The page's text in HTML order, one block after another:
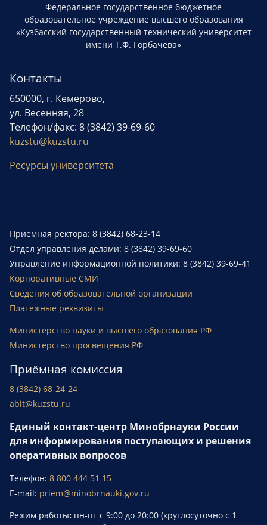
Федеральное государственное бюджетное
образовательное учреждение высшего образования
«Кузбасский государственный технический университет
имени Т.Ф. Горбачева»
Контакты
650000, г. Кемерово,
ул. Весенняя, 28
Телефон/факс: 8 (3842) 39-69-60
kuzstu@kuzstu.ru
Ресурсы университета
Приемная ректора: 8 (3842) 68-23-14
Отдел управления делами: 8 (3842) 39-69-60
Управление информационной политики: 8 (3842) 39-69-41
Корпоративные СМИ
Сведения об образовательной организации
Платежные реквизиты
Министерство науки и высшего образования РФ
Министерство просвещения РФ
Приёмная комиссия
8 (3842) 68-24-24
abit@kuzstu.ru
Единый контакт-центр Минобрнауки России
для информирования поступающих и решения
оперативных вопросов
Телефон: 8 800 444 51 15
E-mail: priem@minobrnauki.gov.ru
Режим работы: пн-пт с 9:00 до 20:00 (круглосуточно с 1